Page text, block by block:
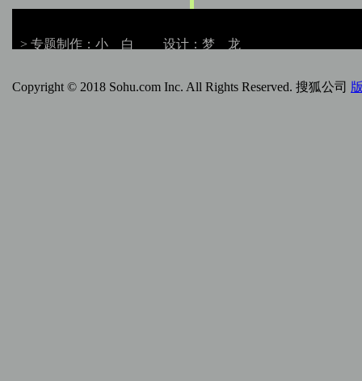
> 专题制作：小 白 设计：梦 龙
Copyright © 2018 Sohu.com Inc. All Rights Reserved. 搜狐公司